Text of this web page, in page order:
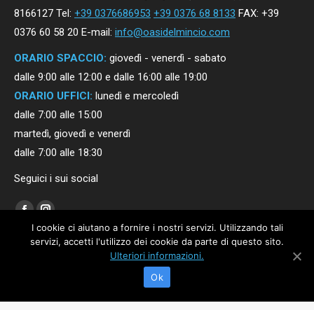
8166127 Tel: +39 0376686953 +39 0376 68 8133 FAX: +39
0376 60 58 20 E-mail: info@oasidelmincio.com
ORARIO SPACCIO: giovedì - venerdì - sabato
dalle 9:00 alle 12:00 e dalle 16:00 alle 19:00
ORARIO UFFICI: lunedì e mercoledì
dalle 7:00 alle 15:00
martedì, giovedì e venerdì
dalle 7:00 alle 18:30
Seguici i sui social
Find us on:
page
Società agricola Oasi del Mincio "la valle" © 2020
P.IVA: 01875680207 |Privacy Policy|Cookie| Powered byshock-wave.it
I cookie ci aiutano a fornire i nostri servizi. Utilizzando tali
servizi, accetti l'utilizzo dei cookie da parte di questo sito.
Ulteriori informazioni.
Ok